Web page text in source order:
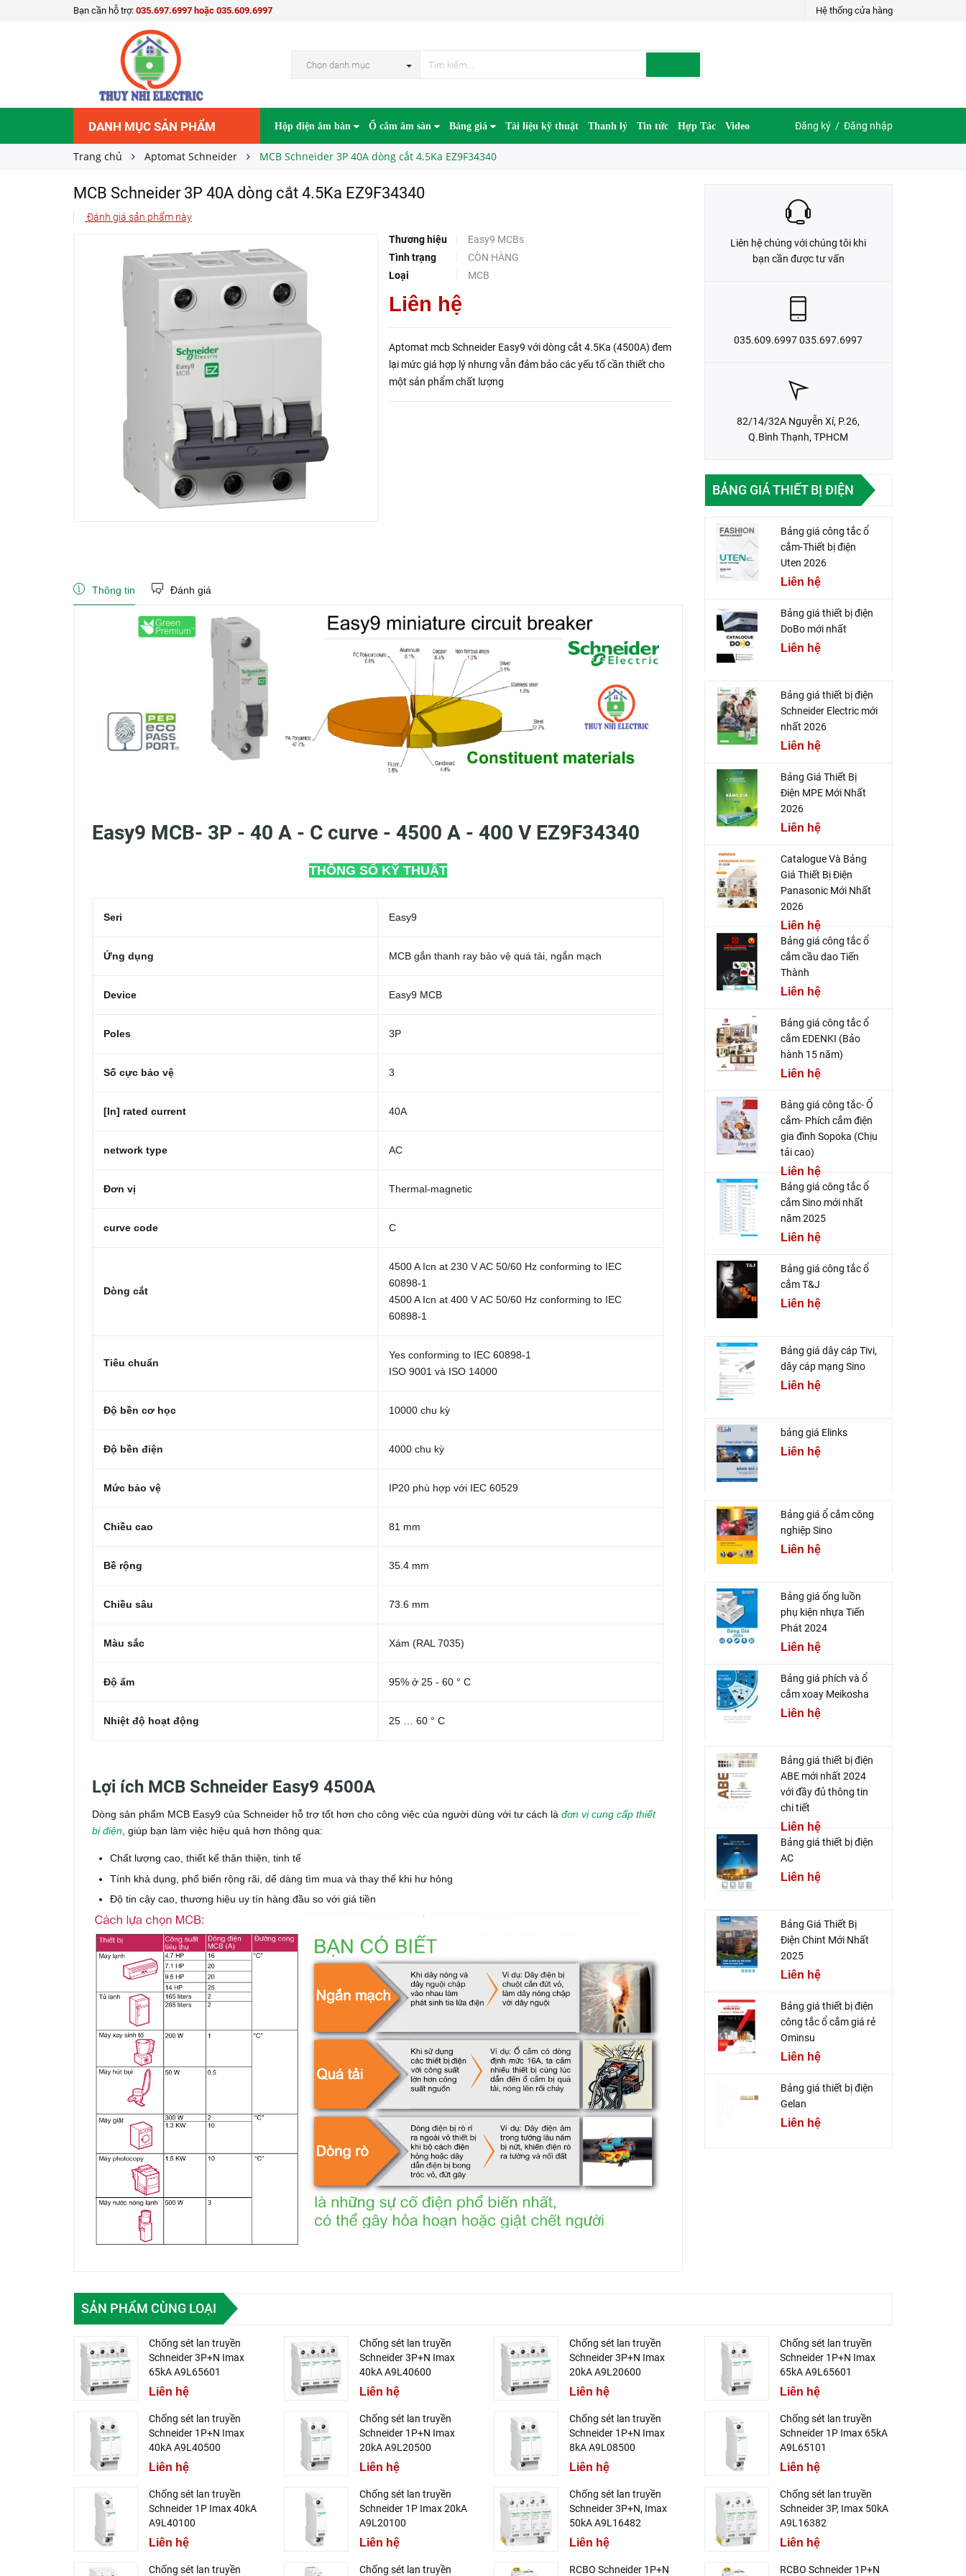
Bạn cần hỗ trợ: 035.697.6997 hoặc 035.609.6997 Hệ thống cửa hàng
Chọn danh mục
DANH MỤC SẢN PHẨM Hộp điện âm bàn Ổ cắm âm sàn Bảng giá Tài liệu kỹ thuật Thanh lý Tin tức Hợp Tác Video Đăng ký / Đăng nhập
Trang chủ Aptomat Schneider MCB Schneider 3P 40A dòng cắt 4.5Ka EZ9F34340
MCB Schneider 3P 40A dòng cắt 4.5Ka EZ9F34340
Đánh giá sản phẩm này
Thương hiệu
Easy9 MCBs
Tình trạng
CÒN HÀNG
Loại
MCB
Liên hệ
Aptomat mcb Schneider Easy9 với dòng cắt 4.5Ka (4500A) đem
lại mức giá hợp lý nhưng vẫn đảm bảo các yếu tố cần thiết cho
một sản phẩm chất lượng
MCB Schneider 3P 40A dòng cắt 4.5Ka EZ9F34340
Giá bán: Liên hệ
LIÊN HỆ ĐẶT HÀNG
Thông tin Đánh giá
Easy9 MCB- 3P - 40 A - C curve - 4500 A - 400 V EZ9F34340
THÔNG SỐ KỸ THUẬT
Seri Easy9
Ứng dụng MCB gắn thanh ray bảo vệ quá tải, ngắn mạch
Device Easy9 MCB
Poles 3P
Số cực bảo vệ 3
[In] rated current 40A
network type AC
Đơn vị Thermal-magnetic
curve code C
Dòng cắt
4500 A Icn at 230 V AC 50/60 Hz conforming to IEC
60898-1
4500 A Icn at 400 V AC 50/60 Hz conforming to IEC
60898-1
Tiêu chuẩn
Yes conforming to IEC 60898-1
ISO 9001 và ISO 14000
Độ bền cơ học 10000 chu kỳ
Độ bền điện 4000 chu kỳ
Mức bảo vệ IP20 phù hợp với IEC 60529
Chiều cao 81 mm
Bề rộng 35.4 mm
Chiều sâu 73.6 mm
Màu sắc Xám (RAL 7035)
Độ ẩm 95% ở 25 - 60 ° C
Nhiệt độ hoạt động 25 … 60 ° C
Lợi ích MCB Schneider Easy9 4500A
Dòng sản phẩm MCB Easy9 của Schneider hỗ trợ tốt hơn cho công việc của người dùng với tư cách là đơn vị cung cấp thiết
bị điện , giúp bạn làm việc hiệu quả hơn thông qua:
Chất lượng cao, thiết kế thân thiện, tinh tế
Tính khả dụng, phổ biến rộng rãi, dể dàng tìm mua và thay thế khi hư hỏng
Độ tin cậy cao, thương hiệu uy tín hàng đầu so với giá tiền
Liên hệ chúng với chúng tôi khi
bạn cần được tư vấn
035.609.6997 035.697.6997
82/14/32A Nguyễn Xí, P.26,
Q.Bình Thạnh, TPHCM
BẢNG GIÁ THIẾT BỊ ĐIỆN
Bảng giá công tắc ổ
cắm-Thiết bị điện
Uten 2026
Liên hệ
Bảng giá thiết bị điện
DoBo mới nhất
Liên hệ
Bảng giá thiết bị điện
Schneider Electric mới
nhất 2026
Liên hệ
Bảng Giá Thiết Bị
Điện MPE Mới Nhất
2026
Liên hệ
Catalogue Và Bảng
Giá Thiết Bị Điện
Panasonic Mới Nhất
2026
Liên hệ
Bảng giá công tắc ổ
cắm cầu dao Tiến
Thành
Liên hệ
Bảng giá công tắc ổ
cắm EDENKI (Bảo
hành 15 năm)
Liên hệ
Bảng giá công tắc- Ổ
cắm- Phích cắm điện
gia đình Sopoka (Chịu
tải cao)
Liên hệ
Bảng giá công tắc ổ
cắm Sino mới nhất
năm 2025
Liên hệ
Bảng giá công tắc ổ
cắm T&J
Liên hệ
Bảng giá dây cáp Tivi,
dây cáp mạng Sino
Liên hệ
bảng giá Elinks
Liên hệ
Bảng giá ổ cắm công
nghiệp Sino
Liên hệ
Bảng giá ống luồn
phụ kiện nhựa Tiến
Phát 2024
Liên hệ
Bảng giá phích và ổ
cắm xoay Meikosha
Liên hệ
Bảng giá thiết bị điện
ABE mới nhất 2024
với đầy đủ thông tin
chi tiết
Liên hệ
Bảng giá thiết bị điện
AC
Liên hệ
Bảng Giá Thiết Bị
Điện Chint Mới Nhất
2025
Liên hệ
Bảng giá thiết bị điện
công tắc ổ cắm giá rẻ
Ominsu
Liên hệ
Bảng giá thiết bị điện
Gelan
Liên hệ
SẢN PHẨM CÙNG LOẠI
Chống sét lan truyền
Schneider 3P+N Imax
65kA A9L65601
Liên hệ
Chống sét lan truyền
Schneider 3P+N Imax
40kA A9L40600
Liên hệ
Chống sét lan truyền
Schneider 3P+N Imax
20kA A9L20600
Liên hệ
Chống sét lan truyền
Schneider 1P+N Imax
65kA A9L65601
Liên hệ
Chống sét lan truyền
Schneider 1P+N Imax
40kA A9L40500
Liên hệ
Chống sét lan truyền
Schneider 1P+N Imax
20kA A9L20500
Liên hệ
Chống sét lan truyền
Schneider 1P+N Imax
8kA A9L08500
Liên hệ
Chống sét lan truyền
Schneider 1P Imax 65kA
A9L65101
Liên hệ
Chống sét lan truyền
Schneider 1P Imax 40kA
A9L40100
Liên hệ
Chống sét lan truyền
Schneider 1P Imax 20kA
A9L20100
Liên hệ
Chống sét lan truyền
Schneider 3P+N, Imax
50kA A9L16482
Liên hệ
Chống sét lan truyền
Schneider 3P, Imax 50kA
A9L16382
Liên hệ
Chống sét lan truyền Chống sét lan truyền RCBO Schneider 1P+N RCBO Schneider 1P+N